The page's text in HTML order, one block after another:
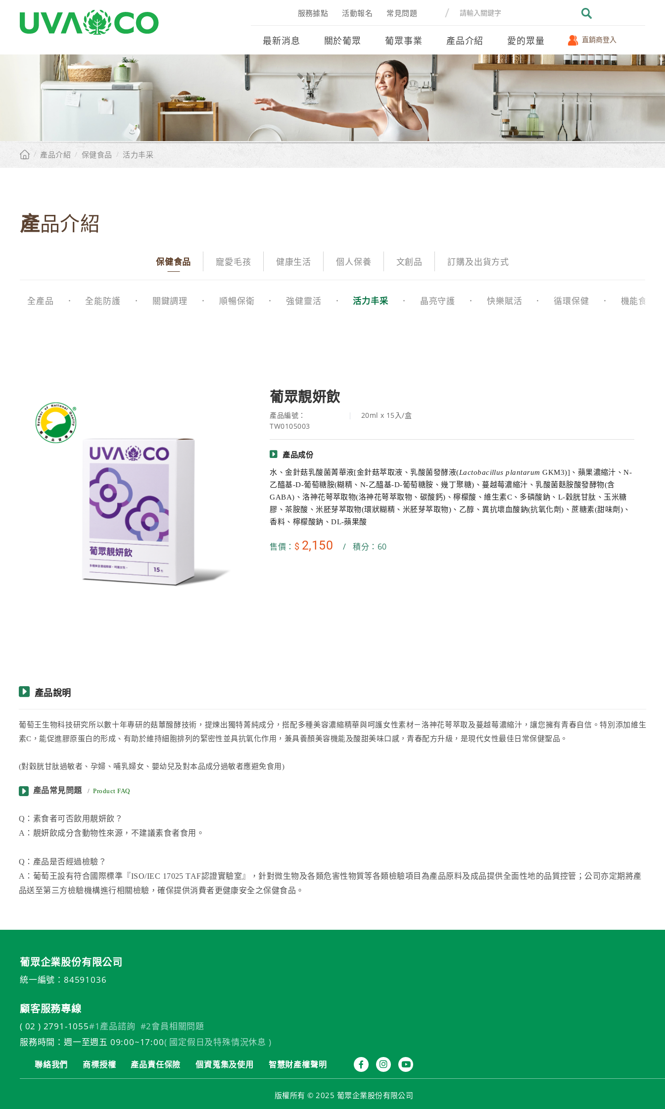
服務據點 活動報名 常見問題
最新消息 關於葡眾 葡眾事業 產品介紹 愛的眾量 直銷商登入
/ 產品介紹 / 保健食品 / 活力丰采
產品介紹
保健食品 寵愛毛孩 健康生活 個人保養 文創品 訂購及出貨方式
全產品 全能防護 關鍵調理 順暢保衛 強健靈活 活力丰采 晶亮守護 快樂賦活 循環保健 機能食品
葡眾靚妍飲
產品編號：
TW0105003
20ml x 15入/盒
產品成份
水、金針菇乳酸菌菁華液[金針菇萃取液、乳酸菌發酵液(Lactobacillus plantarumGKM3)]、蘋果濃縮汁、N-
乙醯基-D-葡萄糖胺(糊精、N-乙醯基-D-葡萄糖胺、幾丁聚糖)、蔓越莓濃縮汁、乳酸菌麩胺酸發酵物(含
GABA)、洛神花萼萃取物(洛神花萼萃取物、碳酸鈣)、檸檬酸、維生素C、多磷酸鈉、L-穀胱甘肽、玉米糖
膠、茶胺酸、米胚芽萃取物(環狀糊精、米胚芽萃取物)、乙醇、異抗壞血酸鈉(抗氧化劑)、蔗糖素(甜味劑)、
香料、檸檬酸鈉、DL-蘋果酸
售價： $ 2,150 / 積分：60
產品說明
葡萄王生物科技研究所以數十年專研的菇蕈醱酵技術，提煉出獨特菁純成分，搭配多種美容濃縮精華與呵護女性素材－洛神花萼萃取及蔓越莓濃縮汁，讓您擁有青春自信。特別添加維生
素C ，能促進膠原蛋白的形成、有助於維持細胞排列的緊密性並具抗氧化作用，兼具養顏美容機能及酸甜美味口感，青春配方升級，是現代女性最佳日常保健聖品。
(對穀胱甘肽過敏者、孕婦、哺乳婦女、嬰幼兒及對本品成分過敏者應避免食用)
產品常見問題 / Product FAQ
Q：素食者可否飲用靚妍飲？
A：靚妍飲成分含動物性來源，不建議素食者食用。
Q：產品是否經過檢驗？
A：葡萄王設有符合國際標準『ISO/IEC 17025 TAF認證實驗室』，針對微生物及各類危害性物質等各類檢驗項目為產品原料及成品提供全面性地的品質控管；公司亦定期將產
品送至第三方檢驗機構進行相關檢驗，確保提供消費者更健康安全之保健食品。
葡眾企業股份有限公司
統一編號：84591036
顧客服務專線
( 02 ) 2791-1055#1產品諮詢 #2會員相關問題
服務時間：週一至週五 09:00~17:00( 國定假日及特殊情況休息 )
聯絡我們 商標授權 產品責任保險 個資蒐集及使用 智慧財產權聲明
版權所有 © 2025 葡眾企業股份有限公司